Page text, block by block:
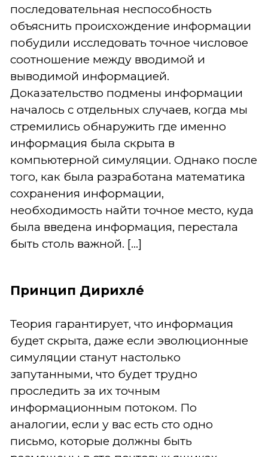
последовательная неспособность
объяснить происхождение информации
побудили исследовать точное числовое
соотношение между вводимой и
выводимой информацией.
Доказательство подмены информации
началось с отдельных случаев, когда мы
стремились обнаружить где именно
информация была скрыта в
компьютерной симуляции. Однако после
того, как была разработана математика
сохранения информации,
необходимость найти точное место, куда
была введена информация, перестала
быть столь важной. [...]
Принцип Дирихле́
Теория гарантирует, что информация
будет скрыта, даже если эволюционные
симуляции станут настолько
запутанными, что будет трудно
проследить за их точным
информационным потоком. По
аналогии, если у вас есть сто одно
письмо, которые должны быть